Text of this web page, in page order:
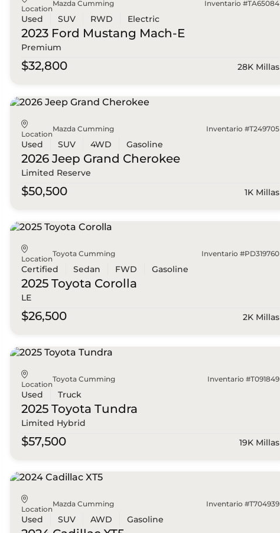
Location
Mazda Cumming Inventario #TA65084
Used SUV RWD Electric
2023 Ford Mustang Mach-E
Premium
$32,800 28K Millas
Location
Mazda Cumming Inventario #T249705
Used SUV 4WD Gasoline
2026 Jeep Grand Cherokee
Limited Reserve
$50,500 1K Millas
Location
Toyota Cumming Inventario #PD319760
Certified Sedan FWD Gasoline
2025 Toyota Corolla
LE
$26,500 2K Millas
Location
Toyota Cumming Inventario #T091849
Used Truck
2025 Toyota Tundra
Limited Hybrid
$57,500 19K Millas
Location
Mazda Cumming Inventario #T704939
Used SUV AWD Gasoline